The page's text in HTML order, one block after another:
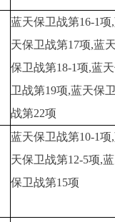
蓝天保卫战第16-1项
天保卫战第17项,蓝
保卫战第18-1项,蓝
卫战第19项,蓝天保
战第22项
蓝天保卫战第10-1项
天保卫战第12-5项,
保卫战第15项